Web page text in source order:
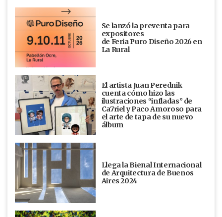
Se lanzó la preventa para
expositores
de Feria Puro Diseño 2026 en
La Rural
El artista Juan Perednik
cuenta cómo hizo las
ilustraciones “infladas” de
Ca7riel y Paco Amoroso para
el arte de tapa de su nuevo
álbum
Llega la Bienal Internacional
de Arquitectura de Buenos
Aires 2024